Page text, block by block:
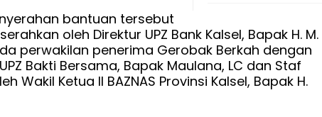
bantuan tersebut
oleh Direktur UPZ Bank Kalsel, Bapak H. M.
perwakilan penerima Gerobak Berkah dengan
Bakti Bersama, Bapak Maulana, LC dan Staf
Wakil Ketua II BAZNAS Provinsi Kalsel, Bapak H.